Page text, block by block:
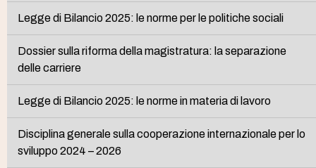
Legge di Bilancio 2025: le norme per le politiche sociali
Dossier sulla riforma della magistratura: la separazione
delle carriere
Legge di Bilancio 2025: le norme in materia di lavoro
Disciplina generale sulla cooperazione internazionale per lo
sviluppo 2024 – 2026